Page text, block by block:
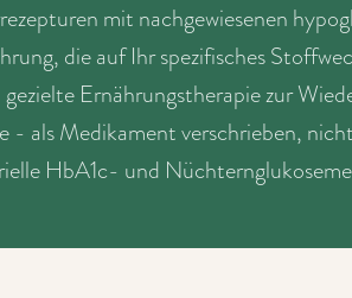
mit nachgewiesenen
die auf Ihr spezifisches
Ernährungstherapie zur
als Medikament verschrieben,
HbA1c- und